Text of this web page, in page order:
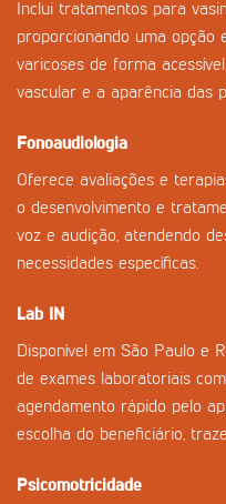
Inclui tratamentos para
proporcionando uma
varicoses de forma
vascular e a aparência das
Fonoaudiologia
Oferece avaliações e
o desenvolvimento e
voz e audição, atendendo
necessidades específicas.
Lab IN
Disponível em São Paulo e
de exames laboratoriais
agendamento rápido pelo
escolha do beneficiário,
Psicomotricidade